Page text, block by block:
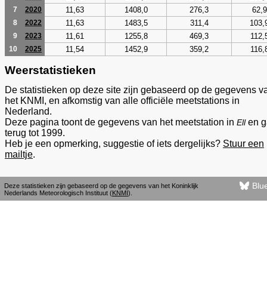
7 2020 11,63 1408,0 276,3 62,9
8 2022 11,63 1483,5 311,4
9 2023 11,61 1255,8 469,3
10 2025 11,54 1452,9 359,2
Weerstatistieken
De statistieken op deze site zijn gebaseerd op de gegevens
het KNMI, en afkomstig van alle officiële meetstations in
Nederland.
Deze pagina toont de gegevens van het meetstation in Ellen
terug tot 1999.
Heb je een opmerking, suggestie of iets dergelijks? Stuur een
mailtje.
Deze statistieken zijn gebaseerd op de gegevens van het Koninklijk
Nederlands Meteorologisch Instituut (KNMI).